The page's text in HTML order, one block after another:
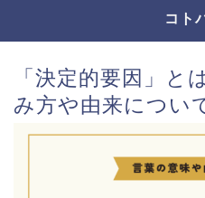
コト
「決定的要因」と
み方や由来につい